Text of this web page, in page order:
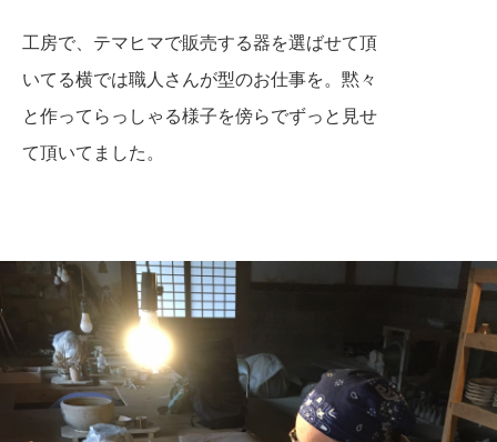
工房で、テマヒマで販売する器を選ばせて頂
いてる横では職人さんが型のお仕事を。黙々
と作ってらっしゃる様子を傍らでずっと見せ
て頂いてました。